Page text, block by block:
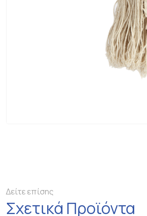
Δείτε επίσης
Σχετικά Προϊόντα